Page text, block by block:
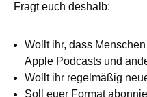
Fragt euch deshalb:
Wollt ihr, dass
Apple Podcasts und
Wollt ihr regelmäßig
Soll euer Format